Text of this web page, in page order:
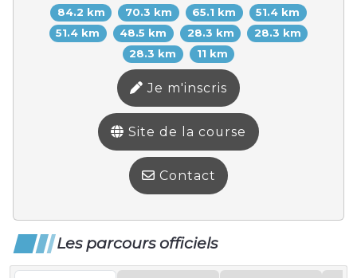
84.2 km 70.3 km 65.1 km
51.4 km
51.4 km
48.5 km 28.3 km
28.3 km
28.3 km
11 km
Je m'inscris
Site de la course
Contact
Les parcours officiels